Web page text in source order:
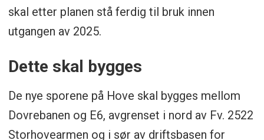
skal etter planen stå ferdig til bruk innen
utgangen av 2025.
Dette skal bygges
De nye sporene på Hove skal bygges mellom
Dovrebanen og E6, avgrenset i nord av Fv. 2522
Storhovearmen og i sør av driftsbasen for